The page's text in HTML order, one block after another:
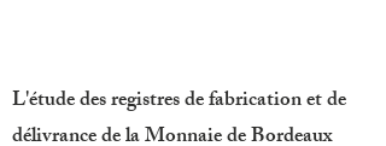
L'étude des registres de fabrication et de
délivrance de la Monnaie de Bordeaux